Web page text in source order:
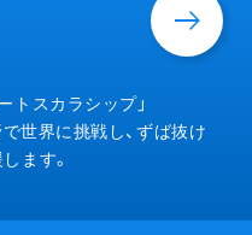
トスカラシップ」
世界に挑戦し、ずば抜け
ます。